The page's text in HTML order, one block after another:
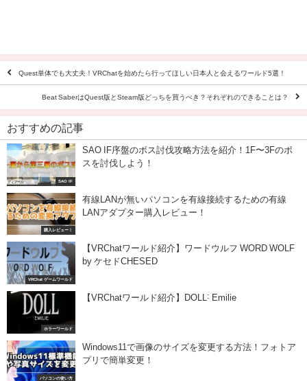
Quest単体でも大丈夫！VRChatを始めたら行ってほしい日本人と会えるワールド5選！
Beat SaberはQuest版とSteam版どっちを買うべき？それぞれのできることは？
おすすめの記事
SAO IF
SAO IF序盤のボス討伐攻略方法を紹介！1F〜3Fのボ
スを討伐しよう！
購入レビュー！
有線LANが無いパソコンを有線接続するための有線
LANアダプター購入レビュー！
VRChat ゲームワールド
【VRChatワールド紹介】ワードウルフ WORD WOLF
by ケセドCHESED
ホラーワールド
【VRChatワールド紹介】DOLL˸ Emilie
パソコンの使い方
Windows11で画像のサイズを変更する方法！フォトア
プリで簡単変更！